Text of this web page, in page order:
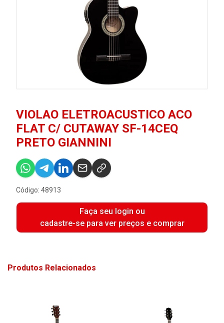
VIOLAO ELETROACUSTICO ACO
FLAT C/ CUTAWAY SF-14CEQ
PRETO GIANNINI
Código: 48913
Faça seu login ou
cadastre-se para ver preços e comprar
Produtos Relacionados